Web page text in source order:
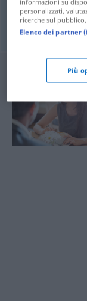
Landschaftsbild
personalizzati,
ricerche sul
Elenco dei partner
Più